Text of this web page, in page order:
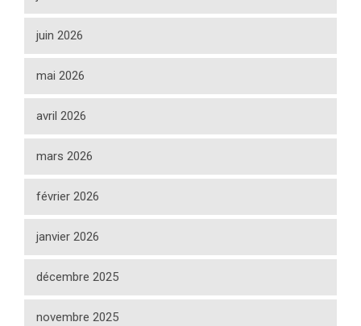
juin 2026
mai 2026
avril 2026
mars 2026
février 2026
janvier 2026
décembre 2025
novembre 2025